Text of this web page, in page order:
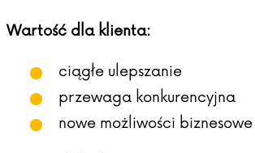
Wartość dla klienta:
ciągłe ulepszanie
przewaga konkurencyjna
nowe możliwości biznesowe